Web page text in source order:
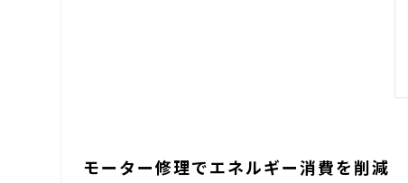
モーター修理でエネルギー消費を削減